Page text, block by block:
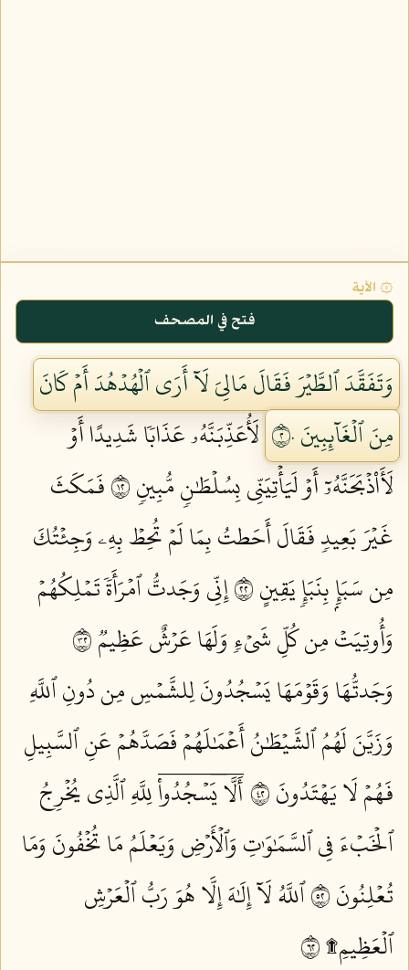
۞ الآية
فتح في المصحف
وَتَفَقَّدَ ٱلطَّيۡرَ فَقَالَ مَالِيَ لَآ أَرَى ٱلۡهُدۡهُدَ أَمۡ كَانَ
مِنَ ٱلۡغَآئِبِينَ ٢٠
لَأُعَذِّبَنَّهُۥ عَذَابٗا شَدِيدًا أَوۡ
لَأَاْذۡبَحَنَّهُۥٓ أَوۡ لَيَأۡتِيَنِّي بِسُلۡطَٰنٖ مُّبِينٖ ٢١
فَمَكَثَ
غَيۡرَ بَعِيدٖ فَقَالَ أَحَطتُ بِمَا لَمۡ تُحِطۡ بِهِۦ وَجِئۡتُكَ
مِن سَبَإِۭ بِنَبَإٖ يَقِينٍ ٢٢
إِنِّي وَجَدتُّ ٱمۡرَأَةٗ تَمۡلِكُهُمۡ
وَأُوتِيَتۡ مِن كُلِّ شَيۡءٖ وَلَهَا عَرۡشٌ عَظِيمٞ ٢٣
وَجَدتُّهَا وَقَوۡمَهَا يَسۡجُدُونَ لِلشَّمۡسِ مِن دُونِ ٱللَّهِ
وَزَيَّنَ لَهُمُ ٱلشَّيۡطَٰنُ أَعۡمَٰلَهُمۡ فَصَدَّهُمۡ عَنِ ٱلسَّبِيلِ
فَهُمۡ لَا يَهۡتَدُونَ ٢٤
أَلَّاۤ يَسۡجُدُواْۤ لِلَّهِ ٱلَّذِي يُخۡرِجُ
ٱلۡخَبۡءَ فِي ٱلسَّمَٰوَٰتِ وَٱلۡأَرۡضِ وَيَعۡلَمُ مَا تُخۡفُونَ وَمَا
تُعۡلِنُونَ ٢٥
ٱللَّهُ لَآ إِلَٰهَ إِلَّا هُوَ رَبُّ ٱلۡعَرۡشِ
ٱلۡعَظِيمِ۩ ٢٦